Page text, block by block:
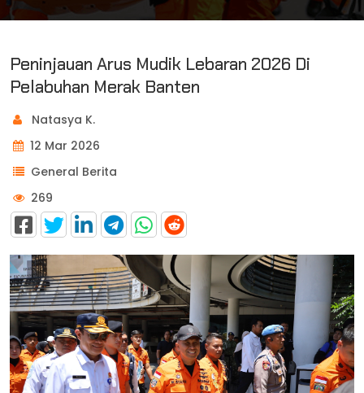
Peninjauan Arus Mudik Lebaran 2026 Di
Pelabuhan Merak Banten
Natasya K.
12 Mar 2026
General Berita
269